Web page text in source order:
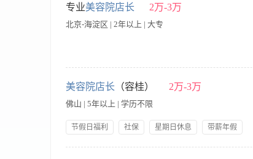
3、分析顾客的意见，解释服务目标及标准，与其他员工
势，制定对策。 5、订立公正、合理、有效的奖罚制度
产品为顾客服务，确保产品效果良好，质量稳定，物有
质良好，具有管理魄力及亲和力； 2、具备美容师高级
你以后有想做老板的想法，那么请你联系我们吧！
专业美容院店长 2万-3万
北京-海淀区 | 2年以上 | 大专
程，提升客户复购率与满意度； 4. 把控门店成本与库存
先； 2. 具备较强的业绩目标感，能带领团队完成销售指
+年度旅游+年度分红
美容院店长 （容桂） 2万-3万
佛山 | 5年以上 | 学历不限
节假日福利 社保 星期日休息
带薪年假